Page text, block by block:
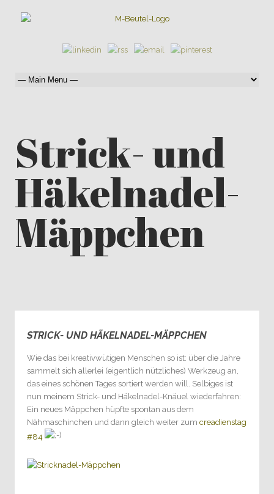
Strick- und
Häkelnadel-
Mäppchen
STRICK- UND HÄKELNADEL-MÄPPCHEN
Wie das bei kreativwütigen Menschen so ist: über die Jahre
sammelt sich allerlei (eigentlich nützliches) Werkzeug an,
das eines schönen Tages sortiert werden will. Selbiges ist
nun meinem Strick- und Häkelnadel-Knäuel wiederfahren:
Ein neues Mäppchen hüpfte spontan aus dem
Nähmaschinchen und dann gleich weiter zum creadienstag
#84